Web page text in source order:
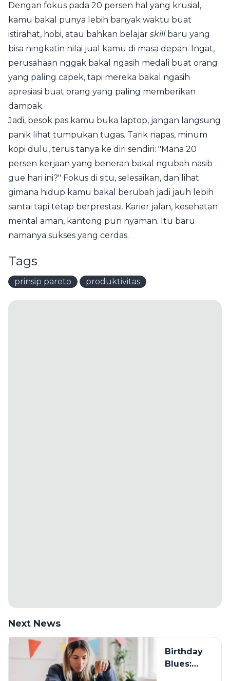
Dengan fokus pada 20 persen hal yang krusial,
kamu bakal punya lebih banyak waktu buat
istirahat, hobi, atau bahkan belajar skillbaru yang
bisa ningkatin nilai jual kamu di masa depan. Ingat,
perusahaan nggak bakal ngasih medali buat orang
yang paling capek, tapi mereka bakal ngasih
apresiasi buat orang yang paling memberikan
dampak.
Jadi, besok pas kamu buka laptop, jangan langsung
panik lihat tumpukan tugas. Tarik napas, minum
kopi dulu, terus tanya ke diri sendiri: "Mana 20
persen kerjaan yang beneran bakal ngubah nasib
gue hari ini?" Fokus di situ, selesaikan, dan lihat
gimana hidup kamu bakal berubah jadi jauh lebih
santai tapi tetap berprestasi. Karier jalan, kesehatan
mental aman, kantong pun nyaman. Itu baru
namanya sukses yang cerdas.
Tags
prinsip pareto produktivitas
Next News
Birthday
Blues: